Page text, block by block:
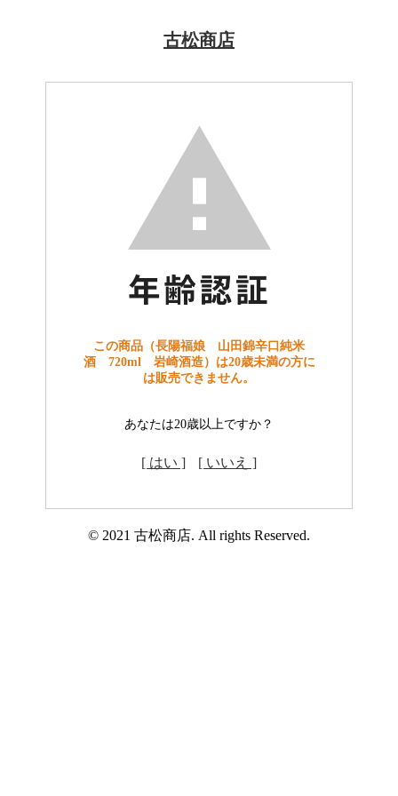
古松商店
この商品（長陽福娘 山田錦辛口純米
酒 720ml 岩崎酒造）は20歳未満の方に
は販売できません。
あなたは20歳以上ですか？
[ はい ] [ いいえ ]
© 2021 古松商店. All rights Reserved.